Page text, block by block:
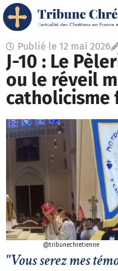
Publié le 12 mai 2026
J-10 : Le
ou le réveil
catholicisme
@tribunechretienne
"Vous serez mes